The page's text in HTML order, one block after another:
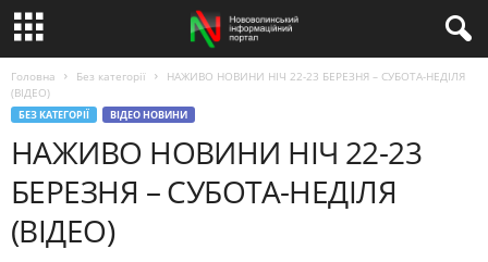
Головна Без категорії
НАЖИВО НОВИНИ НІЧ 22-23 БЕРЕЗНЯ – СУБОТА-НЕДІЛЯ
(ВІДЕО)
БЕЗ КАТЕГОРІЇ ВІДЕО НОВИНИ
НАЖИВО НОВИНИ НІЧ 22-23
БЕРЕЗНЯ – СУБОТА-НЕДІЛЯ
(ВІДЕО)